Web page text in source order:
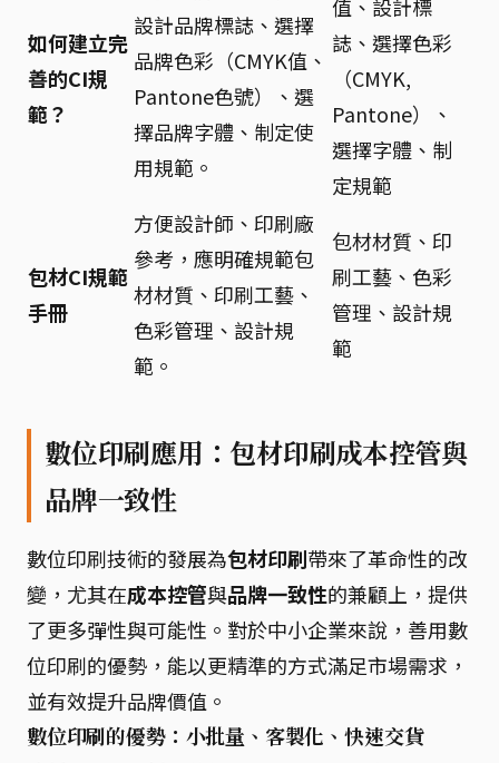
如何建立完
善的CI規
範？
設計品牌標誌、選擇
品牌色彩（CMYK值、
Pantone色號）、選
擇品牌字體、制定使
用規範。
值、設計標
誌、選擇色彩
（CMYK,
Pantone）、
選擇字體、制
定規範
包材CI規範
手冊
方便設計師、印刷廠
參考，應明確規範包
材材質、印刷工藝、
色彩管理、設計規
範。
包材材質、印
刷工藝、色彩
管理、設計規
範
數位印刷應用：包材印刷成本控管與
品牌一致性
數位印刷技術的發展為包材印刷帶來了革命性的改
變，尤其在成本控管與品牌一致性的兼顧上，提供
了更多彈性與可能性。對於中小企業來說，善用數
位印刷的優勢，能以更精準的方式滿足市場需求，
並有效提升品牌價值。
數位印刷的優勢：小批量、客製化、快速交貨